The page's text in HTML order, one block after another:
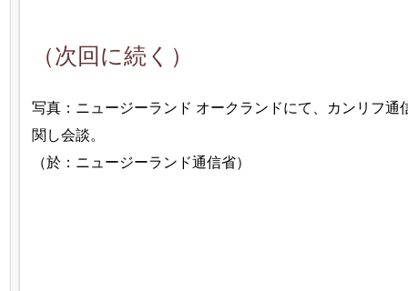
（次回に続く）
写真：ニュージーランド オークランドにて、カンリフ通
関し会談。
（於：ニュージーランド通信省）